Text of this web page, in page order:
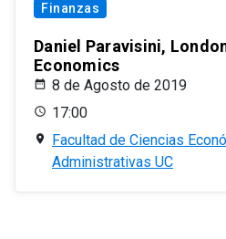
Finanzas
Daniel Paravisini,
Economics
8 de Agosto de 2019
17:00
Facultad de Ciencias
Administrativas UC